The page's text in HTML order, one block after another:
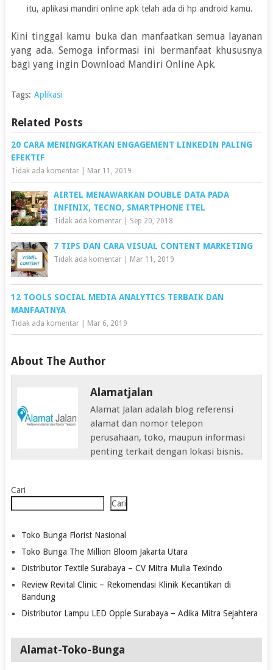
itu, aplikasi mandiri online apk telah ada di hp android kamu.
Kini tinggal kamu buka dan manfaatkan semua layanan
yang ada. Semoga informasi ini bermanfaat khususnya
bagi yang ingin Download Mandiri Online Apk.
Tags: Aplikasi
Related Posts
20 CARA MENINGKATKAN ENGAGEMENT LINKEDIN PALING
EFEKTIF
Tidak ada komentar| Mar 11, 2019
AIRTEL MENAWARKAN DOUBLE DATA PADA
INFINIX, TECNO, SMARTPHONE ITEL
Tidak ada komentar| Sep 20, 2018
7 TIPS DAN CARA VISUAL CONTENT MARKETING
Tidak ada komentar| Mar 11, 2019
12 TOOLS SOCIAL MEDIA ANALYTICS TERBAIK DAN
MANFAATNYA
Tidak ada komentar| Mar 6, 2019
About The Author
Alamatjalan
Alamat Jalan adalah blog referensi
alamat dan nomor telepon
perusahaan, toko, maupun informasi
penting terkait dengan lokasi bisnis.
Cari
Cari
Toko Bunga Florist Nasional
Toko Bunga The Million Bloom Jakarta Utara
Distributor Textile Surabaya – CV Mitra Mulia Texindo
Review Revital Clinic – Rekomendasi Klinik Kecantikan di
Bandung
Distributor Lampu LED Opple Surabaya – Adika Mitra Sejahtera
Alamat-Toko-Bunga